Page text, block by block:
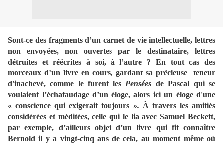
Sont-ce des fragments d’un carnet de vie intellectuelle, lettres
non envoyées, non ouvertes par le destinataire, lettres
détruites et réécrites à soi, à l’autre ? En tout cas des
morceaux d’un livre en cours, gardant sa précieuse teneur
d'inachevé, comme le furent les Pensées de Pascal qui se
voulaient l’échafaudage d’un éloge, alors ici un éloge d'une
« conscience qui exigerait toujours ». À travers les amitiés
considérées et méditées, celle qui le lia avec Samuel Beckett,
par exemple, d’ailleurs objet d’un livre qui fit connaître
Bernold il y a vingt-cinq ans de cela, au moment même où